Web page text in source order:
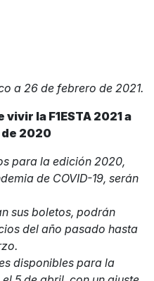
a 26 de febrero de 2021.
la F1ESTA 2021a
2020
para la edición 2020,
de COVID-19, serán
sus boletos, podrán
del año pasado hasta
disponibles para la